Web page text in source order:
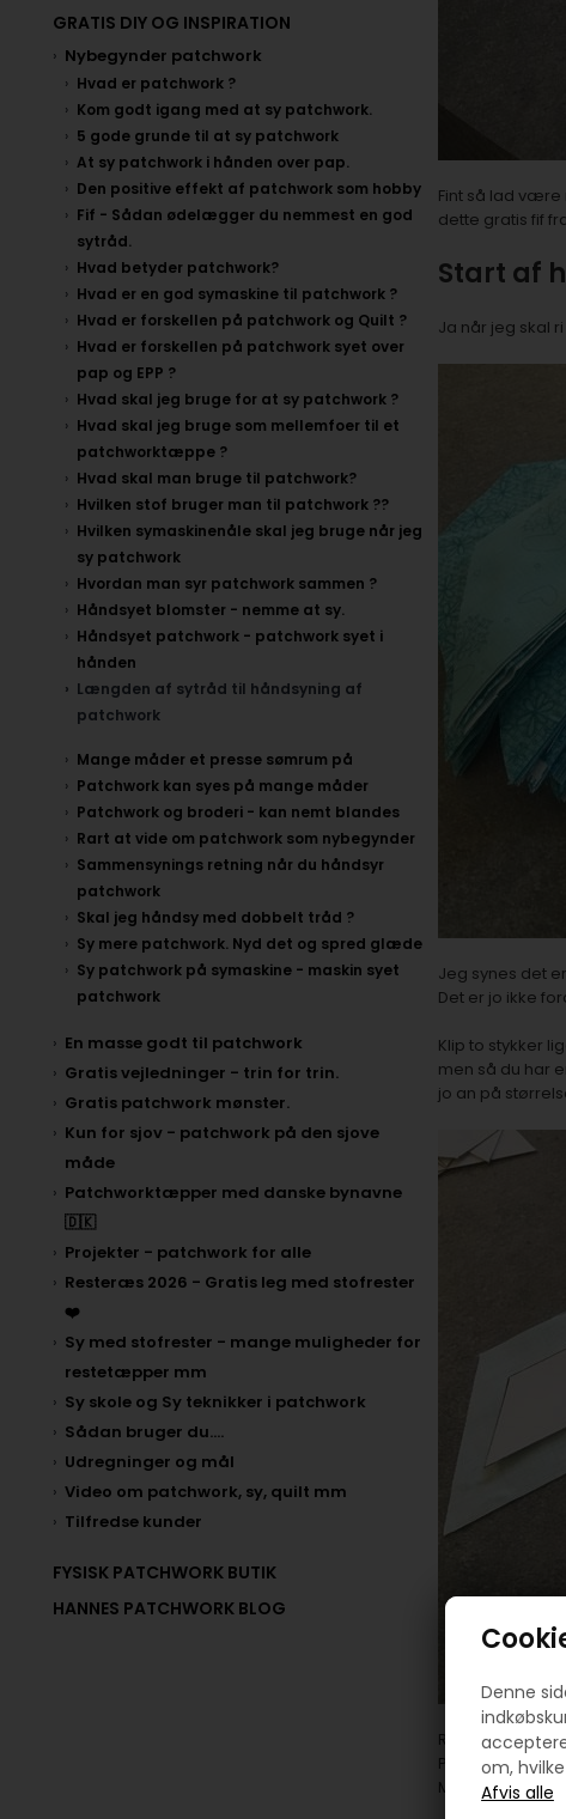
Denne
om,
GRATIS DIY OG INSPIRATION
Nybegynder patchwork
Hvad er patchwork ?
Kom godt igang med at sy patchwork.
5 gode grunde til at sy patchwork
At sy patchwork i hånden over pap.
Den positive effekt af patchwork som hobby
Fif - Sådan ødelægger du nemmest en god
sytråd.
Hvad betyder patchwork?
Hvad er en god symaskine til patchwork ?
Hvad er forskellen på patchwork og Quilt ?
Hvad er forskellen på patchwork syet over
pap og EPP ?
Hvad skal jeg bruge for at sy patchwork ?
Hvad skal jeg bruge som mellemfoer til et
patchworktæppe ?
Hvad skal man bruge til patchwork?
Hvilken stof bruger man til patchwork ??
Hvilken symaskinenåle skal jeg bruge når jeg
sy patchwork
Hvordan man syr patchwork sammen ?
Håndsyet blomster - nemme at sy.
Håndsyet patchwork - patchwork syet i
hånden
Længden af sytråd til håndsyning af
patchwork
Mange måder et presse sømrum på
Patchwork kan syes på mange måder
Patchwork og broderi - kan nemt blandes
Rart at vide om patchwork som nybegynder
Sammensynings retning når du håndsyr
patchwork
Skal jeg håndsy med dobbelt tråd ?
Sy mere patchwork. Nyd det og spred glæde
Sy patchwork på symaskine - maskin syet
patchwork
En masse godt til patchwork
Gratis vejledninger - trin for trin.
Gratis patchwork mønster.
Kun for sjov - patchwork på den sjove
måde
Patchworktæpper med danske bynavne
🇩🇰
Projekter - patchwork for alle
Resteræs 2026 - Gratis leg med stofrester
❤️
Sy med stofrester - mange muligheder for
restetæpper mm
Sy skole og Sy teknikker i patchwork
Sådan bruger du....
Udregninger og mål
Video om patchwork, sy, quilt mm
Tilfredse kunder
FYSISK PATCHWORK BUTIK
HANNES PATCHWORK BLOG
Fint så lad
dette gratis fif
Start af
Ja når jeg skal
Jeg synes det
Det er jo ikke
Klip to stykker
men så du har
jo an på
Ri nu dine
Passer den til -
Men det kan jo